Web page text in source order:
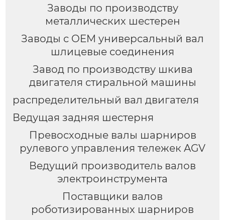
Заводы по производству
металлических шестерен
Заводы с OEM универсальный вал
шлицевые соединения
Завод по производству шкива
двигателя стиральной машины
распределительный вал двигателя
Ведущая задняя шестерня
Превосходные валы шарниров
рулевого управления тележек AGV
Ведущий производитель валов
электроинструмента
Поставщики валов
роботизированных шарниров